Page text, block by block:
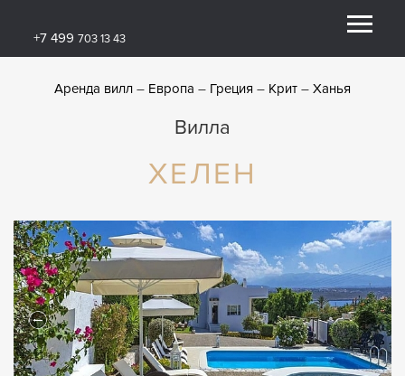
+7 499 703 13 43
Аренда вилл Европа Греция Крит Ханья
Вилла
ХЕЛЕН